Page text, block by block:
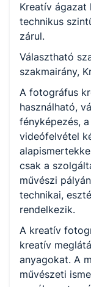
KKK/PTT
PTT letöltése
Okleveles
Nem
Kreatív ágazat
technikus
zárul.
Választható
szakmairány,
A fotográfus
használható,
fényképezés,
videófelvétel
csak a
művészi
technikai,
rendelkezik.
A kreatív
kreatív
anyagokat. A
művészeti